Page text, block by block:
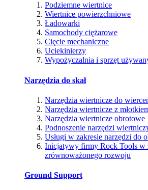
Podziemne wiertnice
Wiertnice powierzchniowe
Ładowarki
Samochody ciężarowe
Cięcie mechaniczne
Uciekinierzy
Wypożyczalnia i sprzęt
Narzędzia do skał
Narzędzia wiertnicze do
Narzędzia wiertnicze z
Narzędzia wiertnicze obrotowe
Podnoszenie narzędzi
Usługi w zakresie narzędzi do
Inicjatywy firmy Rock Tools w
zrównoważonego rozwoju
Ground Support